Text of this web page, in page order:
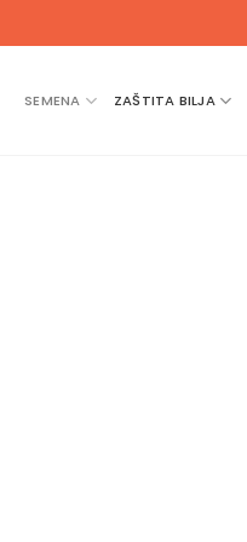
SEMENA ZAŠTITA BILJA